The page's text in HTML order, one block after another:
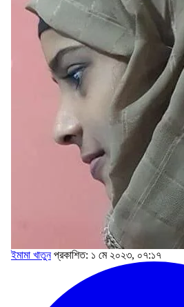
ইমামা খাতুন প্রকাশিত: ১ মে ২০২৩, ০৭:১৭